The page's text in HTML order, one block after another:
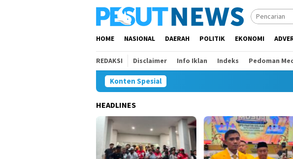
HOME NASIONAL DAERAH POLITIK EKONOMI
REDAKSI Disclaimer Info Iklan Indeks Pedoman
Konten Spesial
HEADLINES